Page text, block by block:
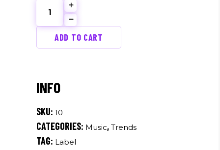
Sound
quantity
ADD TO CART
SKU: 10
CATEGORIES: Music, Trends
TAG: Label